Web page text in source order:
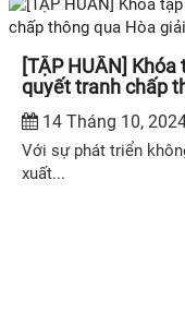
[TẬP HUẤN]
quyết tranh chấp
Tháng 12/2024
14 Tháng 10,
Với sự phát triển
xuất...